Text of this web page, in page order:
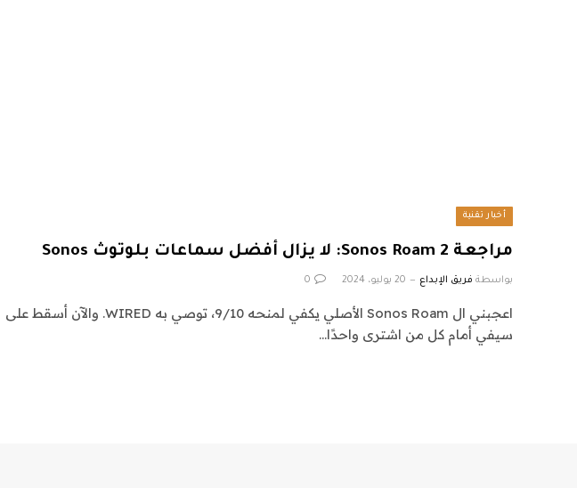
أخبار تقنية
مراجعة Sonos Roam 2: لا يزال أفضل سماعات بلوتوث Sonos
بواسطة فريق الإبداع 20 يوليو، 2024 0
اعجبني ال Sonos Roam الأصلي يكفي لمنحه 9/10، توصي به WIRED. والآن أسقط على
سيفي أمام كل من اشترى واحدًا…